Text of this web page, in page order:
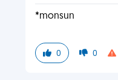
*monsun
0 0